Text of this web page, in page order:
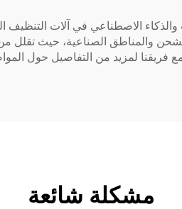
الاصطناعي في آلات التنظيف
مثالية للمطارات ومراكز الشحن والمناطق
فريقنا لمزيد من التفاصيل حول
مشكلة شائعة